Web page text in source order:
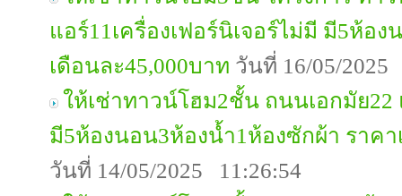
แอร์11เครื่องเฟอร์นิเจอร์ไม่มี มี5ห้อ
เดือนละ45,000บาท วันที่ 16/05/2025
ให้เช่าทาวน์โฮม2ชั้น ถนนเอกมัย22
มี5ห้องนอน3ห้องน้ำ1ห้องซักผ้า ราคา
วันที่ 14/05/2025 11:26:54